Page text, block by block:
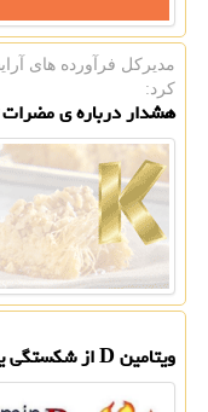
مدیركل فرآورده های
كرد:
هشدار درباره ی مضرات
ویتامین D از شکستگی یا افتادن در افراد مسن جلوگیری نمی کند